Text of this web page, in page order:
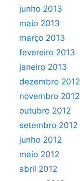
junho 2013
maio 2013
março 2013
fevereiro 2013
janeiro 2013
dezembro 2012
novembro 2012
outubro 2012
setembro 2012
junho 2012
maio 2012
abril 2012